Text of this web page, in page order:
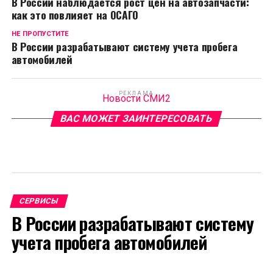
как это повлияет на ОСАГО
НЕ ПРОПУСТИТЕ
В России разрабатывают систему учета пробега
автомобилей
РЕКЛАМА
Новости СМИ2
ВАС МОЖЕТ ЗАИНТЕРЕСОВАТЬ
СЕРВИСЫ
В России разрабатывают систему
учета пробега автомобилей